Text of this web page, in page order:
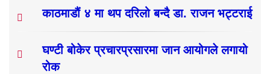
काठमाडौं ४ मा थप दरिलो बन्दै डा. राजन भट्टराई
घण्टी बोकेर प्रचारप्रसारमा जान आयोगले लगायो
रोक